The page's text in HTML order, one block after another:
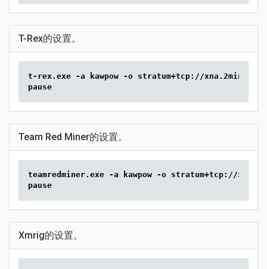
T-Rex的设置。
t-rex.exe -a kawpow -o stratum+tcp://
pause
Team Red Miner的设置。
teamredminer.exe -a kawpow -o stratum+tcp://
pause
Xmrig的设置。